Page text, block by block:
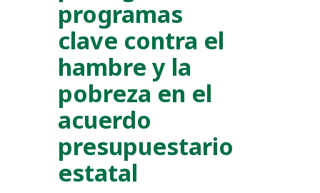
programas
clave contra el
hambre y la
pobreza en el
acuerdo
presupuestario
estatal